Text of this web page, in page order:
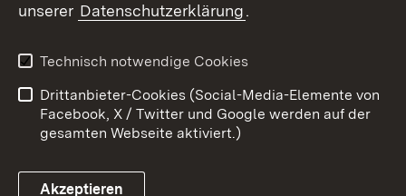
Datenschutz
Barrierefreiheit
Impressum
Cookies
unserer Datenschutzerklärung.
Technisch notwendige Cookies
Drittanbieter-Cookies (Social-Media-Elemente von
Facebook, X / Twitter und Google werden auf der
gesamten Webseite aktiviert.)
Akzeptieren